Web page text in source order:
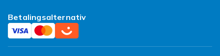
mindre enn et deksel, eller du kan kjøpe et
flippdeksel som også beskytter skjermen. Det
nyeste og mest populære er å ha et
Betalingsalternativ